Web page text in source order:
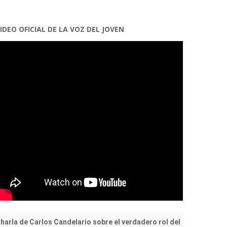
OFICIAL DE LA VOZ DEL JOVEN
de Carlos Candelario sobre el verdadero rol del